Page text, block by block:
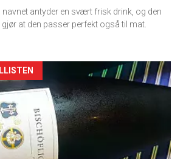
antyder en svært frisk drink, og den
at den passer perfekt også til mat.